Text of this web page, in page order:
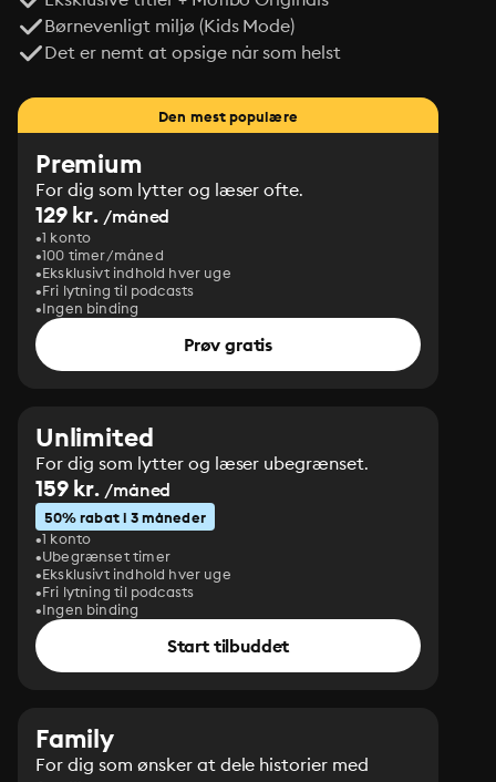
Børnevenligt miljø (Kids Mode)
Det er nemt at opsige når som helst
Den mest populære
Premium
For dig som lytter og læser ofte.
129 kr. /måned
1 konto
100 timer/måned
Eksklusivt indhold hver uge
Fri lytning til podcasts
Ingen binding
Prøv gratis
Unlimited
For dig som lytter og læser ubegrænset.
159 kr. /måned
50% rabat i 3 måneder
1 konto
Ubegrænset timer
Eksklusivt indhold hver uge
Fri lytning til podcasts
Ingen binding
Start tilbuddet
Family
For dig som ønsker at dele historier med